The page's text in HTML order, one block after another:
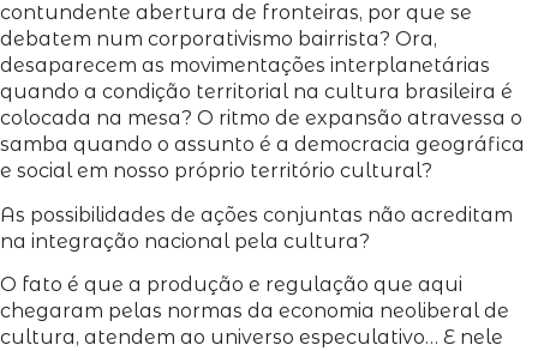
contundente abertura de fronteiras, por que se
debatem num corporativismo bairrista? Ora,
desaparecem as movimentações interplanetárias
quando a condição territorial na cultura brasileira é
colocada na mesa? O ritmo de expansão atravessa o
samba quando o assunto é a democracia geográfica
e social em nosso próprio território cultural?
As possibilidades de ações conjuntas não acreditam
na integração nacional pela cultura?
O fato é que a produção e regulação que aqui
chegaram pelas normas da economia neoliberal de
cultura, atendem ao universo especulativo… E nele